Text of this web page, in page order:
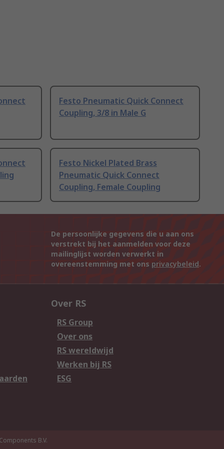
Festo Pneumatic Quick Connect
Coupling, 3/8 in Male G
Festo Nickel Plated Brass
Pneumatic Quick Connect
Coupling, Female Coupling
De persoonlijke gegevens die u aan ons
verstrekt bij het aanmelden voor deze
mailinglijst worden verwerkt in
overeenstemming met ons privacybeleid.
Over RS
RS Group
Over ons
RS wereldwijd
Werken bij RS
ESG
B.V.